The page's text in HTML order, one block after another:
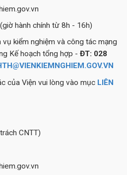
hành chính từ 8h - 16h)
kiểm nghiệm và công tác mạng
Kế hoạch tổng hợp - ĐT: 028
của Viện vui lòng vào mục LIÊN
CNTT)